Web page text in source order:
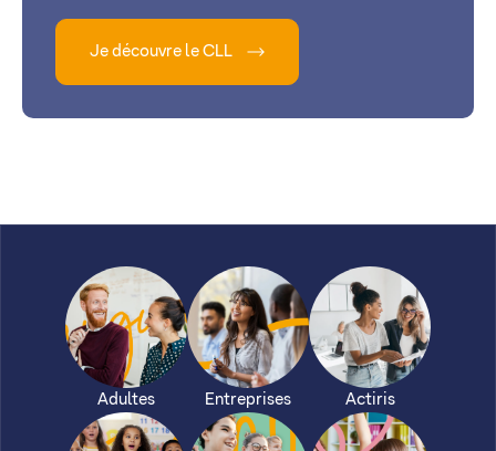
Je découvre le CLL
Adultes Entreprises Actiris